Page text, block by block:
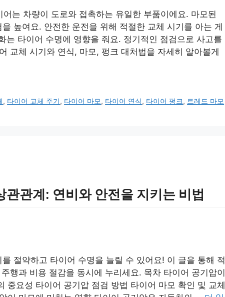
는 차량이 도로와 접촉하는 유일한 부품이에요. 마모된
높여요. 안전한 운전을 위해 적절한 교체 시기를 아는 게
는 타이어 수명에 영향을 줘요. 정기적인 점검으로 사고를
교체 시기와 연식, 마모, 펑크 대처법을 자세히 알아볼게
, 타이어 교체 주기, 타이어 마모, 타이어 연식, 타이어 펑크, 트레드 마모
관관계: 연비와 안전을 지키는 비법
절약하고 타이어 수명을 늘릴 수 있어요! 이 글을 통해 적
행과 비용 절감을 동시에 누리세요. 목차 타이어 공기압이
중요성 타이어 공기압 점검 방법 타이어 마모 확인 및 교체